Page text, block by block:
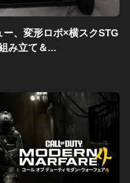
、変形ロボ×横スクSTG
み立て＆...